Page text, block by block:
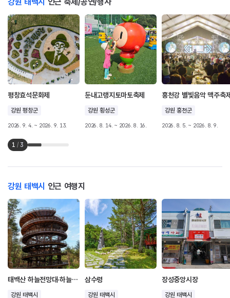
강원 태백시 인근 축제/공연/행사
평창효석문화제
강원 평창군
2026. 9. 4. ~ 2026. 9. 13.
둔내고랭지토마토축제
강원 횡성군
2026. 8. 14. ~ 2026. 8. 16.
홍천강 별빛음악 맥주축
강원 홍천군
2026. 8. 5. ~ 2026. 8. 9.
1 / 3
강원 태백시 인근 여행지
태백산 하늘전망대·하늘탐방로
강원 태백시
삼수령
강원 태백시
장성중앙시장
강원 태백시